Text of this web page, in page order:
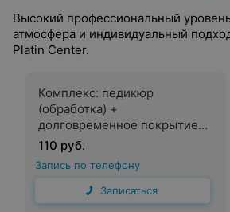
Высокий профессиональный
атмосфера и индивидуальный
Platin Center.
Комплекс: педикюр
(обработка) +
долговременное покрытие
Френч
110 руб.
Запись по телефону
Записаться